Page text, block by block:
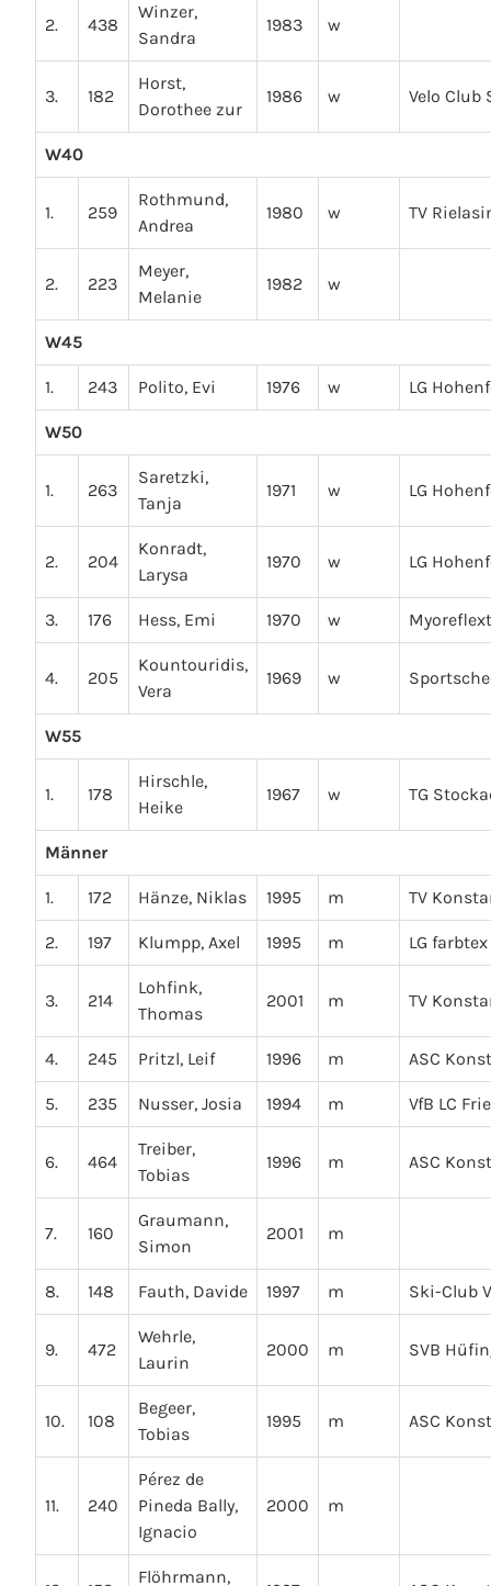
2. 438
Winzer,
Sandra
1983 w
3. 182
Horst,
Dorothee zur
1986 w Velo Club
W40
1. 259
Rothmund,
Andrea
1980 w TV
2. 223
Meyer,
Melanie
1982 w
W45
1. 243 Polito, Evi 1976 w LG
W50
1. 263
Saretzki,
Tanja
1971 w LG
2. 204
Konradt,
Larysa
1970 w LG
3. 176 Hess, Emi 1970 w
4. 205
Kountouridis,
Vera
1969 w
W55
1. 178
Hirschle,
Heike
1967 w TG
Männer
1. 172 Hänze, Niklas 1995 m TV
2. 197 Klumpp, Axel 1995 m LG
3. 214
Lohfink,
Thomas
2001 m TV
4. 245 Pritzl, Leif 1996 m ASC
5. 235 Nusser, Josia 1994 m VfB LC
6. 464
Treiber,
Tobias
1996 m ASC
7. 160
Graumann,
Simon
2001 m
8. 148 Fauth, Davide 1997 m Ski-Club
9. 472
Wehrle,
Laurin
2000 m SVB
10. 108
Begeer,
Tobias
1995 m ASC
11. 240
Pérez de
Pineda Bally,
Ignacio
2000 m
Flöhrmann,